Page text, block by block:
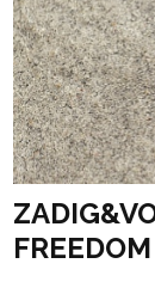
FREEDOM